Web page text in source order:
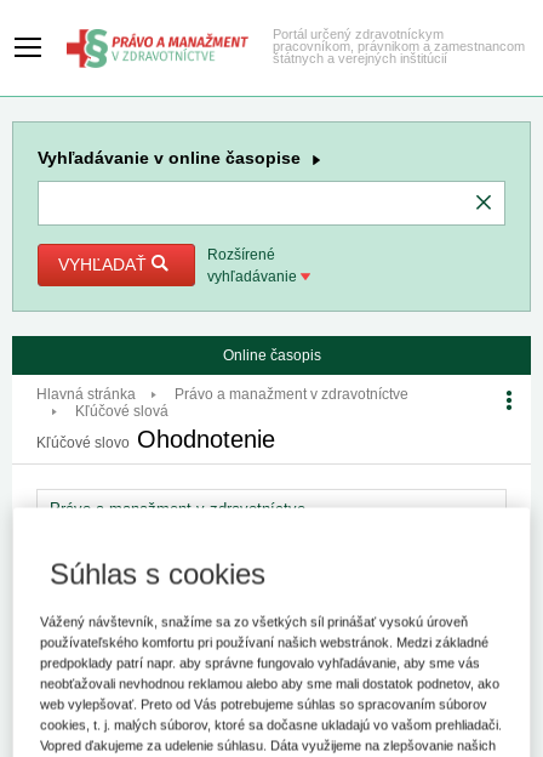
Portál určený zdravotníckym
pracovníkom, právnikom a zamestnancom
štátnych a verejných inštitúcií
Vyhľadávanie v online časopise
VYHĽADAŤ
Rozšírené
vyhľadávanie
Online časopis
Hlavná stránka
Právo a manažment v zdravotníctve
Kľúčové slová
Kľúčové slovo Ohodnotenie
Právo a manažment v zdravotníctve
Ohodnocovanie podnikov sa dostalo do popredia od roku 1989 po
prechode na trhové hospodárstvo. V období veľkej a malej
privatizácie vznikla potreba stanovenia hodnoty podnikov v
súvislosti s ich predajom. V súčasnosti je už problematika
ohodnocova...
Súhlas s cookies
Vážený návštevník, snažíme sa zo všetkých síl prinášať vysokú úroveň
používateľského komfortu pri používaní našich webstránok. Medzi základné
predpoklady patrí napr. aby správne fungovalo vyhľadávanie, aby sme vás
neobťažovali nevhodnou reklamou alebo aby sme mali dostatok podnetov, ako
web vylepšovať. Preto od Vás potrebujeme súhlas so spracovaním súborov
cookies, t. j. malých súborov, ktoré sa dočasne ukladajú vo vašom prehliadači.
Vopred ďakujeme za udelenie súhlasu. Dáta využijeme na zlepšovanie našich